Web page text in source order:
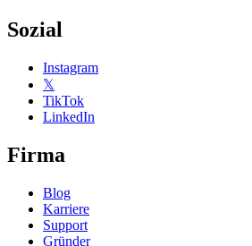
Sozial
Instagram
𝕏
TikTok
LinkedIn
Firma
Blog
Karriere
Support
Gründer